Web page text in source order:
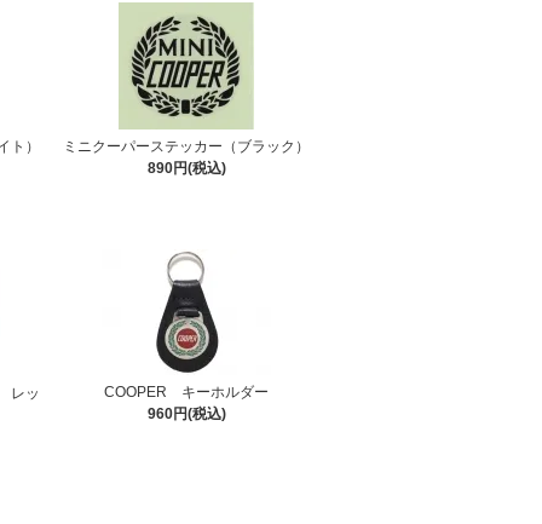
ト）
ミニクーパーステッカー（ブラック）
890円(税込)
レッ
COOPER キーホルダー
960円(税込)